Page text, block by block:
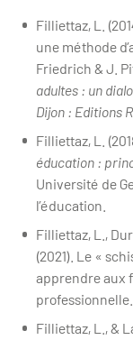
Filliettaz, L.
une méthode
Friedrich & J.
adultes : un
Dijon : Editions
Filliettaz, L.
éducation :
Université de
l’éducation.
Filliettaz, L.,
(2021). Le «
apprendre aux
professionnelle.
Filliettaz, L., &